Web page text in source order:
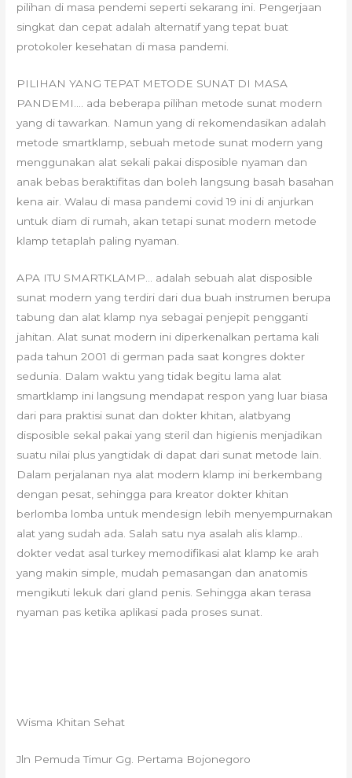
pilihan di masa pendemi seperti sekarang ini. Pengerjaan
singkat dan cepat adalah alternatif yang tepat buat
protokoler kesehatan di masa pandemi.
PILIHAN YANG TEPAT METODE SUNAT DI MASA
PANDEMI…. ada beberapa pilihan metode sunat modern
yang di tawarkan. Namun yang di rekomendasikan adalah
metode smartklamp, sebuah metode sunat modern yang
menggunakan alat sekali pakai disposible nyaman dan
anak bebas beraktifitas dan boleh langsung basah basahan
kena air. Walau di masa pandemi covid 19 ini di anjurkan
untuk diam di rumah, akan tetapi sunat modern metode
klamp tetaplah paling nyaman.
APA ITU SMARTKLAMP… adalah sebuah alat disposible
sunat modern yang terdiri dari dua buah instrumen berupa
tabung dan alat klamp nya sebagai penjepit pengganti
jahitan. Alat sunat modern ini diperkenalkan pertama kali
pada tahun 2001 di german pada saat kongres dokter
sedunia. Dalam waktu yang tidak begitu lama alat
smartklamp ini langsung mendapat respon yang luar biasa
dari para praktisi sunat dan dokter khitan, alatbyang
disposible sekal pakai yang steril dan higienis menjadikan
suatu nilai plus yangtidak di dapat dari sunat metode lain.
Dalam perjalanan nya alat modern klamp ini berkembang
dengan pesat, sehingga para kreator dokter khitan
berlomba lomba untuk mendesign lebih menyempurnakan
alat yang sudah ada. Salah satu nya asalah alis klamp..
dokter vedat asal turkey memodifikasi alat klamp ke arah
yang makin simple, mudah pemasangan dan anatomis
mengikuti lekuk dari gland penis. Sehingga akan terasa
nyaman pas ketika aplikasi pada proses sunat.
Wisma Khitan Sehat
Jln Pemuda Timur Gg. Pertama Bojonegoro